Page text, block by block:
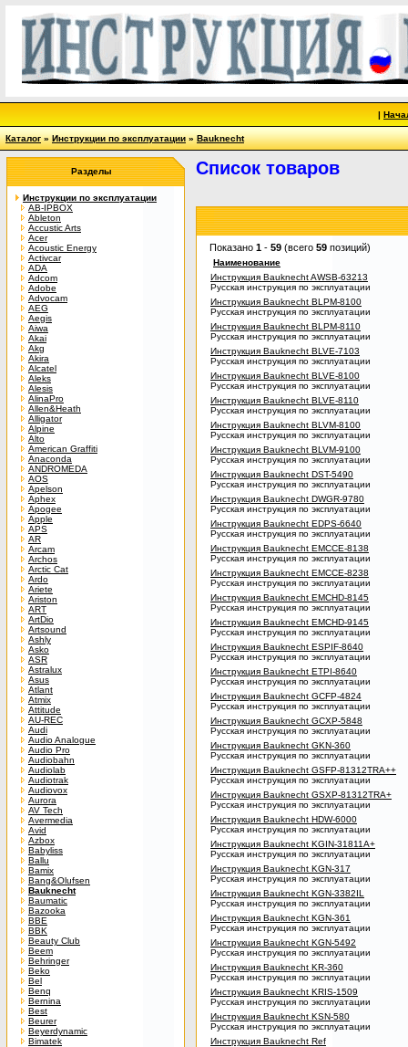
|
Каталог»Инструкции по эксплуатации»Bauknecht
Разделы
Инструкции по эксплуатации
AB-IPBOX
Ableton
Accustic Arts
Acer
Acoustic Energy
Activcar
ADA
Adcom
Adobe
Advocam
AEG
Aegis
Aiwa
Akai
Akg
Akira
Alcatel
Aleks
Alesis
AlinaPro
Allen&Heath
Alligator
Alpine
Alto
American Graffiti
Anaconda
ANDROMEDA
AOS
Apelson
Aphex
Apogee
Apple
APS
AR
Arcam
Archos
Arctic Cat
Ardo
Ariete
Ariston
ART
ArtDio
Artsound
Ashly
Asko
ASR
Astralux
Asus
Atlant
Atmix
Attitude
AU-REC
Audi
Audio Analogue
Audio Pro
Audiobahn
Audiolab
Audiotrak
Audiovox
Aurora
AV Tech
Avermedia
Avid
Azbox
Babyliss
Ballu
Bamix
Bang&Olufsen
Bauknecht
Baumatic
Bazooka
BBE
BBK
Beauty Club
Beem
Behringer
Beko
Bel
Benq
Bernina
Best
Beurer
Beyerdynamic
Bimatek
Список товаров
Показано 1 - 59 (всего 59 позиций)
Наименование
Инструкция Bauknecht AWSB-63213
Русская инструкция по эксплуатации
Инструкция Bauknecht BLPM-8100
Русская инструкция по эксплуатации
Инструкция Bauknecht BLPM-8110
Русская инструкция по эксплуатации
Инструкция Bauknecht BLVE-7103
Русская инструкция по эксплуатации
Инструкция Bauknecht BLVE-8100
Русская инструкция по эксплуатации
Инструкция Bauknecht BLVE-8110
Русская инструкция по эксплуатации
Инструкция Bauknecht BLVM-8100
Русская инструкция по эксплуатации
Инструкция Bauknecht BLVM-9100
Русская инструкция по эксплуатации
Инструкция Bauknecht DST-5490
Русская инструкция по эксплуатации
Инструкция Bauknecht DWGR-9780
Русская инструкция по эксплуатации
Инструкция Bauknecht EDPS-6640
Русская инструкция по эксплуатации
Инструкция Bauknecht EMCCE-8138
Русская инструкция по эксплуатации
Инструкция Bauknecht EMCCE-8238
Русская инструкция по эксплуатации
Инструкция Bauknecht EMCHD-8145
Русская инструкция по эксплуатации
Инструкция Bauknecht EMCHD-9145
Русская инструкция по эксплуатации
Инструкция Bauknecht ESPIF-8640
Русская инструкция по эксплуатации
Инструкция Bauknecht ETPI-8640
Русская инструкция по эксплуатации
Инструкция Bauknecht GCFP-4824
Русская инструкция по эксплуатации
Инструкция Bauknecht GCXP-5848
Русская инструкция по эксплуатации
Инструкция Bauknecht GKN-360
Русская инструкция по эксплуатации
Инструкция Bauknecht GSFP-81312TRA++
Русская инструкция по эксплуатации
Инструкция Bauknecht GSXP-81312TRA+
Русская инструкция по эксплуатации
Инструкция Bauknecht HDW-6000
Русская инструкция по эксплуатации
Инструкция Bauknecht KGIN-31811A+
Русская инструкция по эксплуатации
Инструкция Bauknecht KGN-317
Русская инструкция по эксплуатации
Инструкция Bauknecht KGN-3382IL
Русская инструкция по эксплуатации
Инструкция Bauknecht KGN-361
Русская инструкция по эксплуатации
Инструкция Bauknecht KGN-5492
Русская инструкция по эксплуатации
Инструкция Bauknecht KR-360
Русская инструкция по эксплуатации
Инструкция Bauknecht KRIS-1509
Русская инструкция по эксплуатации
Инструкция Bauknecht KSN-580
Русская инструкция по эксплуатации
Инструкция Bauknecht Ref